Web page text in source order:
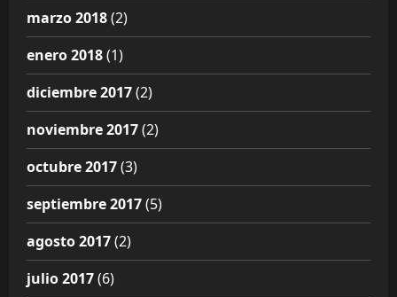
marzo 2018(2)
enero 2018(1)
diciembre 2017(2)
noviembre 2017(2)
octubre 2017(3)
septiembre 2017(5)
agosto 2017(2)
julio 2017(6)